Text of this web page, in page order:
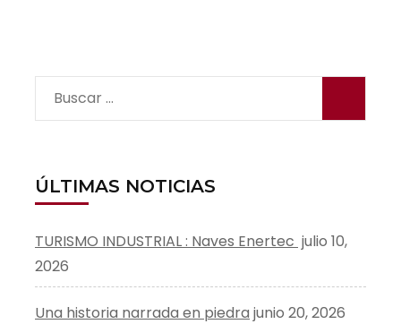
Buscar:
ÚLTIMAS NOTICIAS
TURISMO INDUSTRIAL : Naves Enertec julio 10,
2026
Una historia narrada en piedra junio 20, 2026